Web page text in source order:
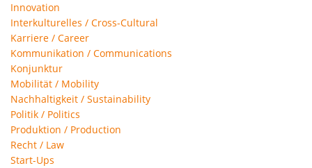
Innovation
Interkulturelles / Cross-Cultural
Karriere / Career
Kommunikation / Communications
Konjunktur
Mobilität / Mobility
Nachhaltigkeit / Sustainability
Politik / Politics
Produktion / Production
Recht / Law
Start-Ups